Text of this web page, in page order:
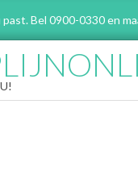
Bel 0900-0330 en